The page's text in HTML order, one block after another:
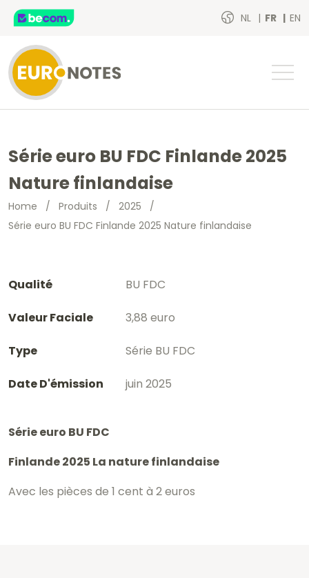
NL FR EN
Série euro BU FDC Finlande 2025
Nature finlandaise
Home / Produits / 2025 /
Série euro BU FDC Finlande 2025 Nature finlandaise
Qualité BU FDC
Valeur Faciale 3,88 euro
Type Série BU FDC
Date D'émission juin 2025
Série euro BU FDC
Finlande 2025 La nature finlandaise
Avec les pièces de 1 cent à 2 euros